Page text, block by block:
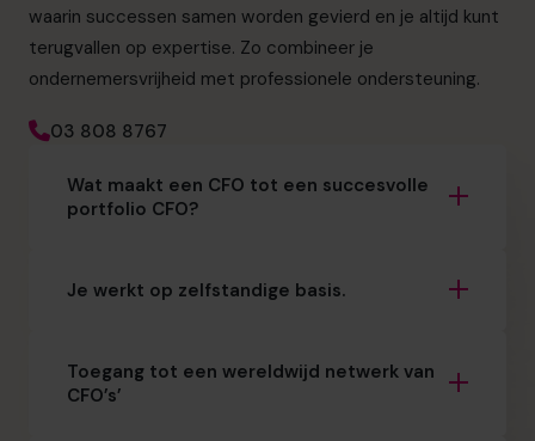
waarin successen samen worden gevierd en je altijd kunt
terugvallen op expertise. Zo combineer je
ondernemersvrijheid met professionele ondersteuning.
03 808 8767
Wat maakt een CFO tot een succesvolle
portfolio CFO?
Je werkt op zelfstandige basis.
Toegang tot een wereldwijd netwerk van
CFO’s’